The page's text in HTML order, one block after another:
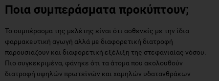
Ποια συμπεράσματα προκύπτουν;
Το συμπέρασμα της μελέτης είναι ότι ασθενείς με την ίδια
φαρμακευτική αγωγή αλλά με διαφορετική διατροφή
παρουσιάζουν και διαφορετική εξέλιξη της στεφανιαίας νόσου.
Πιο συγκεκριμένα, φάνηκε ότι τα άτομα που ακολουθούν
διατροφή υψηλών πρωτεϊνών και χαμηλών υδατανθράκων